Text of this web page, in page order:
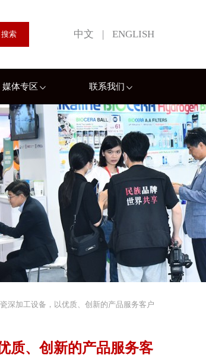
中文 | ENGLISH
媒体专区 联系我们
深加工设备，以优质、创新的产品服务客户
质、创新的产品服务客